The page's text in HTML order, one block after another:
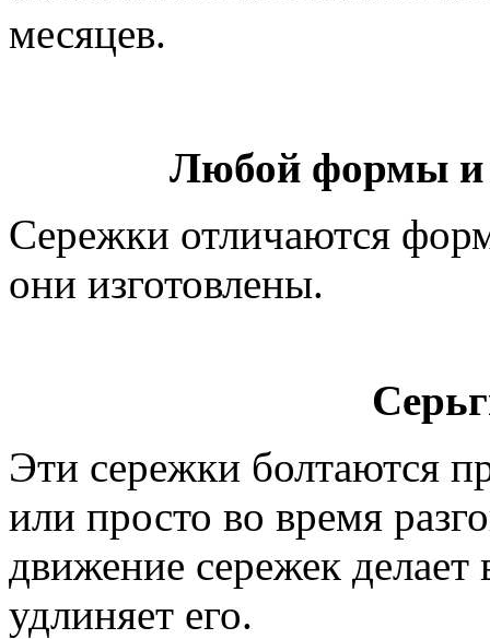
месяцев.
Любой формы и
Сережки отличаются
они изготовлены.
Эти сережки болтаются
или просто во время
движение сережек
удлиняет его.